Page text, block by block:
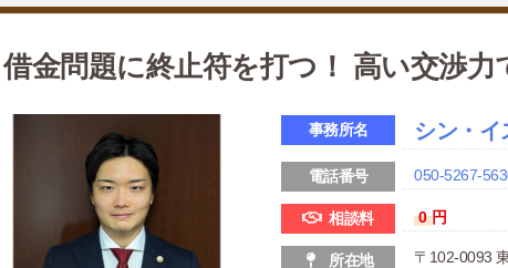
借金問題に終止符を打つ！ 高い交渉力
事務所名 シン・イ
電話番号 050-5267-
相談料 0 円
所在地
〒102-0093